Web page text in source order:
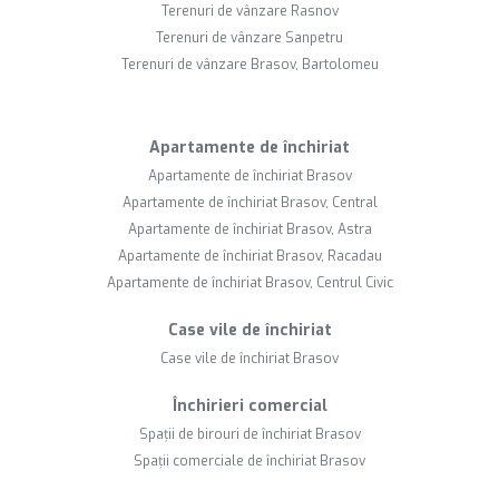
Terenuri de vânzare Rasnov
Terenuri de vânzare Sanpetru
Terenuri de vânzare Brasov, Bartolomeu
Apartamente de închiriat
Apartamente de închiriat Brasov
Apartamente de închiriat Brasov, Central
Apartamente de închiriat Brasov, Astra
Apartamente de închiriat Brasov, Racadau
Apartamente de închiriat Brasov, Centrul Civic
Case vile de închiriat
Case vile de închiriat Brasov
Închirieri comercial
Spații de birouri de închiriat Brasov
Spații comerciale de închiriat Brasov